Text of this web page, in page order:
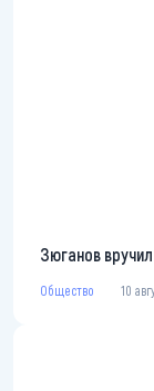
Зюганов
Общество 10